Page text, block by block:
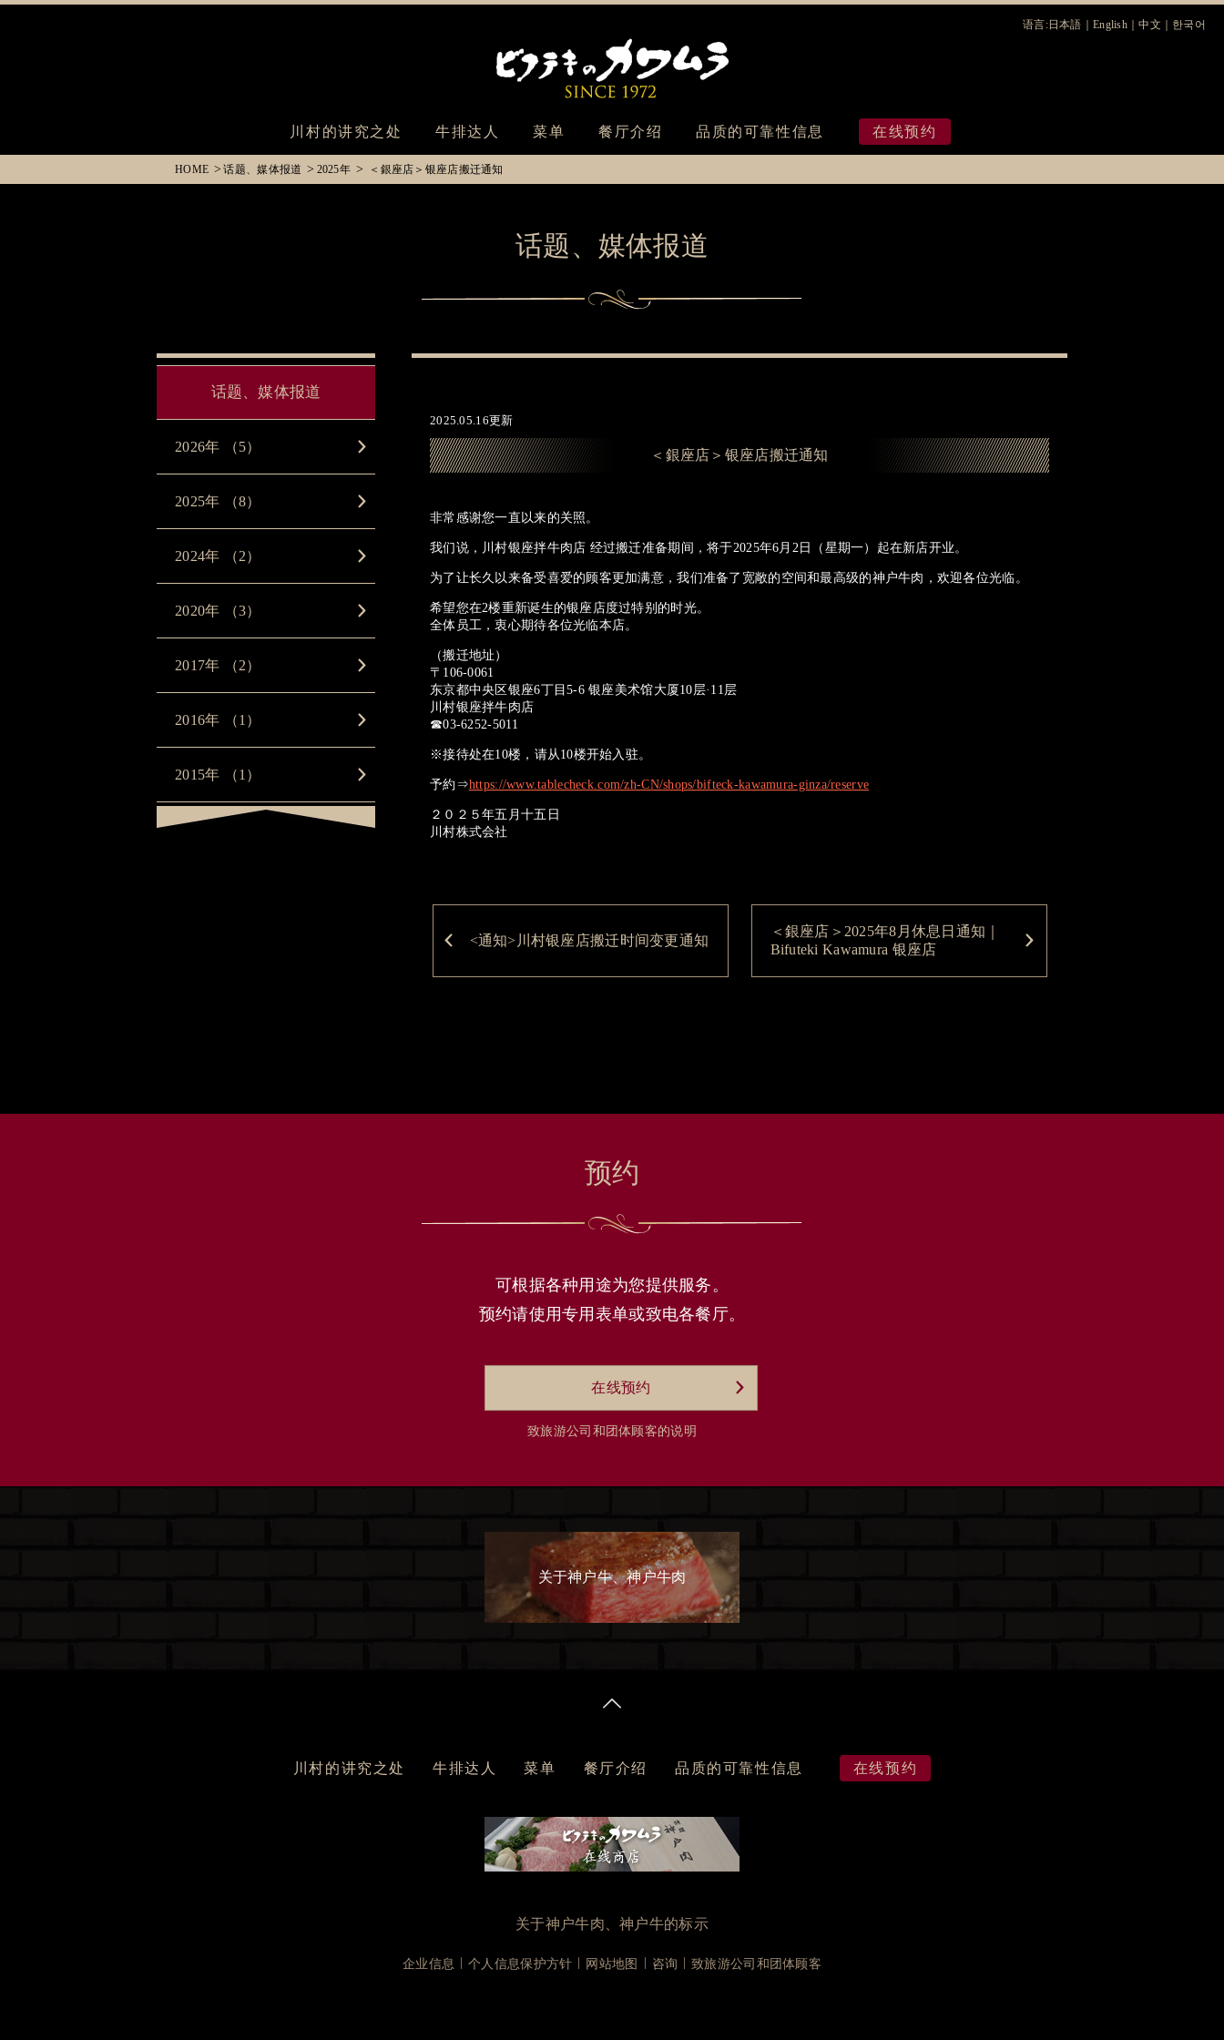
川村的讲究之处 牛排达人 菜单 餐厅介绍 品质的可靠性信息 在线预约
语言:日本語 ｜English ｜中文 한국어
HOME 话题、媒体报道 2025年 ＜銀座店＞银座店搬迁通知
话题、媒体报道
2025.05.16更新
＜銀座店＞银座店搬迁通知
非常感谢您一直以来的关照。
我们说，川村银座拌牛肉店 经过搬迁准备期间，将于2025年6月2日（星期一）起在新店开业。
为了让长久以来备受喜爱的顾客更加满意，我们准备了宽敞的空间和最高级的神户牛肉，欢迎各位光临。
希望您在2楼重新诞生的银座店度过特别的时光。
全体员工，衷心期待各位光临本店。
（搬迁地址）
〒106-0061
东京都中央区银座6丁目5-6 银座美术馆大厦10层·11层
川村银座拌牛肉店
☎03-6252-5011
※接待处在10楼，请从10楼开始入驻。
予約⇒https://www.tablecheck.com/zh-CN/shops/bifteck-kawamura-ginza/reserve
２０２５年五月十五日
川村株式会社
<通知>川村银座店搬迁时间变更通知
＜銀座店＞2025年8月休息日通知｜
Bifuteki Kawamura 银座店
话题、媒体报道
2026年 （5）
2025年 （8）
2024年 （2）
2020年 （3）
2017年 （2）
2016年 （1）
2015年 （1）
预约
可根据各种用途为您提供服务。
预约请使用专用表单或致电各餐厅。
在线预约
致旅游公司和团体顾客的说明
关于神户牛、神户牛肉
川村的讲究之处 牛排达人 菜单 餐厅介绍 品质的可靠性信息 在线预约
关于神户牛肉、神户牛的标示
企业信息 个人信息保护方针 网站地图 咨询 致旅游公司和团体顾客